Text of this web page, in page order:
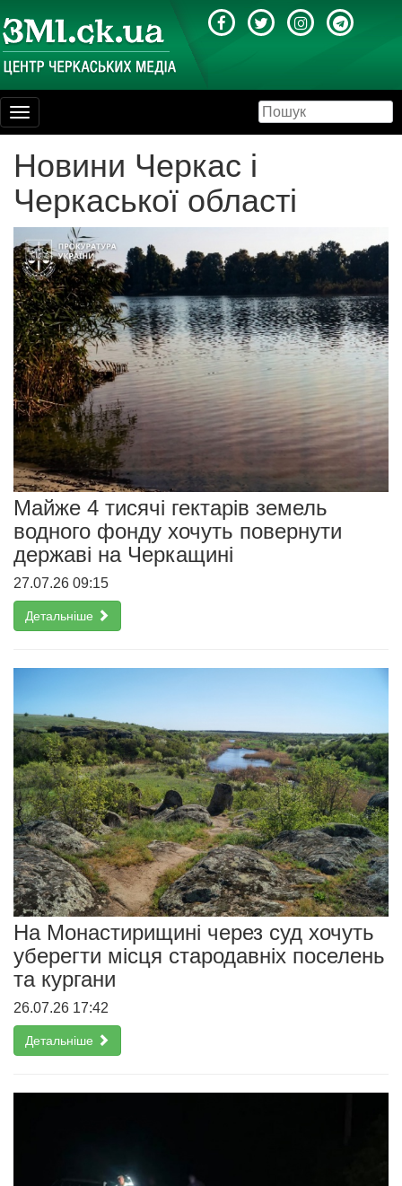
Toggle
navigation
Новини Черкас і
Черкаської області
Майже 4 тисячі гектарів земель
водного фонду хочуть повернути
державі на Черкащині
27.07.26 09:15
Детальніше
На Монастирищині через суд хочуть
уберегти місця стародавніх поселень
та кургани
26.07.26 17:42
Детальніше